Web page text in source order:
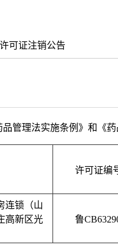
可证注销公告
管理法实施条例》和《
许可证编
连锁（山
高新区光
鲁